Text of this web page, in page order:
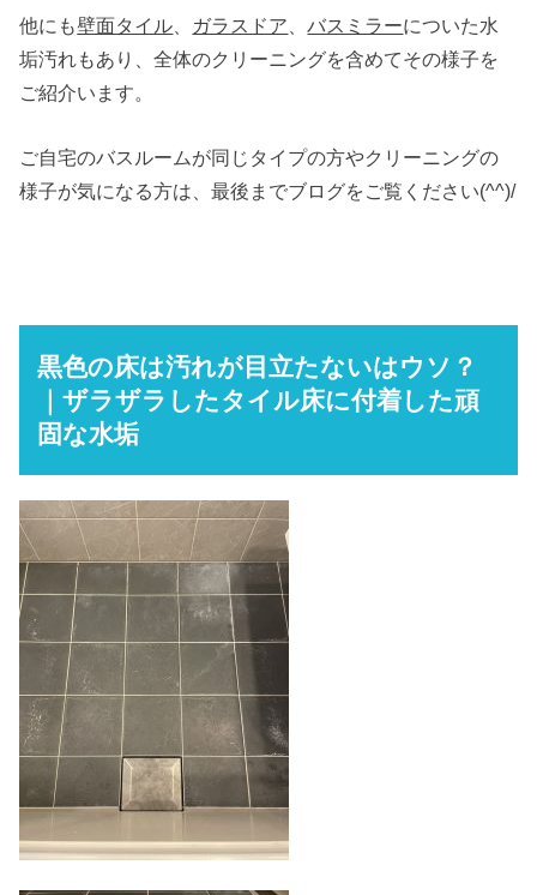
他にも壁面タイル ガラスドア 、バスミラーについた水
垢汚れもあり、全体のクリーニングを含めてその様子を
ご紹介います。
ご自宅のバスルームが同じタイプの方やクリーニングの
様子が気になる方は、最後までブログをご覧ください(^^)/
黒色の床は汚れが目立たないはウソ？
｜ザラザラしたタイル床に付着した頑
固な水垢